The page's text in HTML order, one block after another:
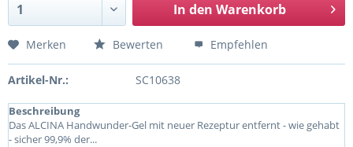
In den Warenkorb
Merken Bewerten Empfehlen
Artikel-Nr.: SC10638
Beschreibung
Das ALCINA Handwunder-Gel mit neuer Rezeptur entfernt - wie gehabt
- sicher 99,9% der...